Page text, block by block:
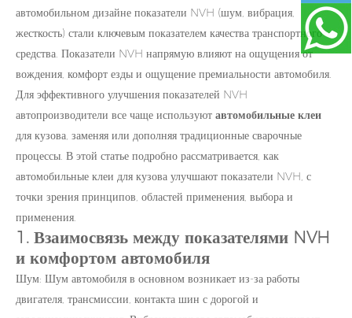
автомобильном дизайне показатели NVH (шум, вибрация,
жесткость) стали ключевым показателем качества транспортного
средства. Показатели NVH напрямую влияют на ощущения от
вождения, комфорт езды и ощущение премиальности автомобиля.
Для эффективного улучшения показателей NVH
автопроизводители все чаще используют автомобильные клеи
для кузова, заменяя или дополняя традиционные сварочные
процессы. В этой статье подробно рассматривается, как
автомобильные клеи для кузова улучшают показатели NVH, с
точки зрения принципов, областей применения, выбора и
применения.
1. Взаимосвязь между показателями NVH
и комфортом автомобиля
Шум: Шум автомобиля в основном возникает из-за работы
двигателя, трансмиссии, контакта шин с дорогой и
Email
WhatsApp